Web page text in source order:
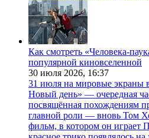
Как смотреть «Человека-
популярной киновселенной
30 июля 2026, 16:37
31 июля на мировые экраны
Новый день» — очередная
посвящённая похождениям
главной роли — вновь Том
фильм, в котором он играет